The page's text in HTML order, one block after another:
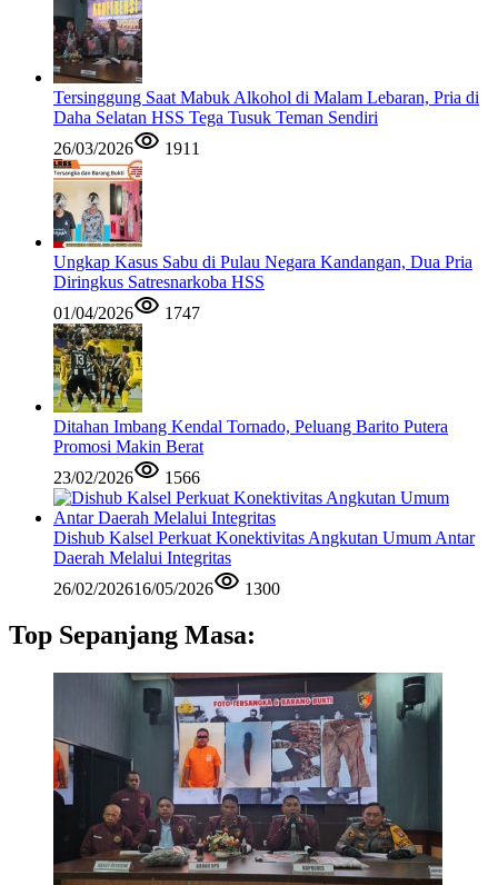
Tersinggung Saat Mabuk Alkohol di Malam Lebaran, Pria di
Daha Selatan HSS Tega Tusuk Teman Sendiri
26/03/2026
1911
Ungkap Kasus Sabu di Pulau Negara Kandangan, Dua Pria
Diringkus Satresnarkoba HSS
01/04/2026
1747
Ditahan Imbang Kendal Tornado, Peluang Barito Putera
Promosi Makin Berat
23/02/2026
1566
Dishub Kalsel Perkuat Konektivitas Angkutan Umum Antar
Daerah Melalui Integritas
26/02/202616/05/2026 1300
Top Sepanjang Masa: